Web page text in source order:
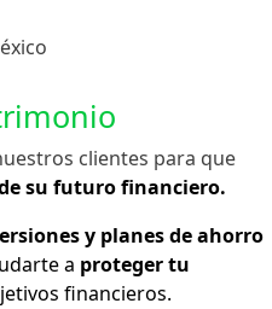
clientes para que
su futuro financiero.
y planes de ahorro
a proteger tu
financieros.